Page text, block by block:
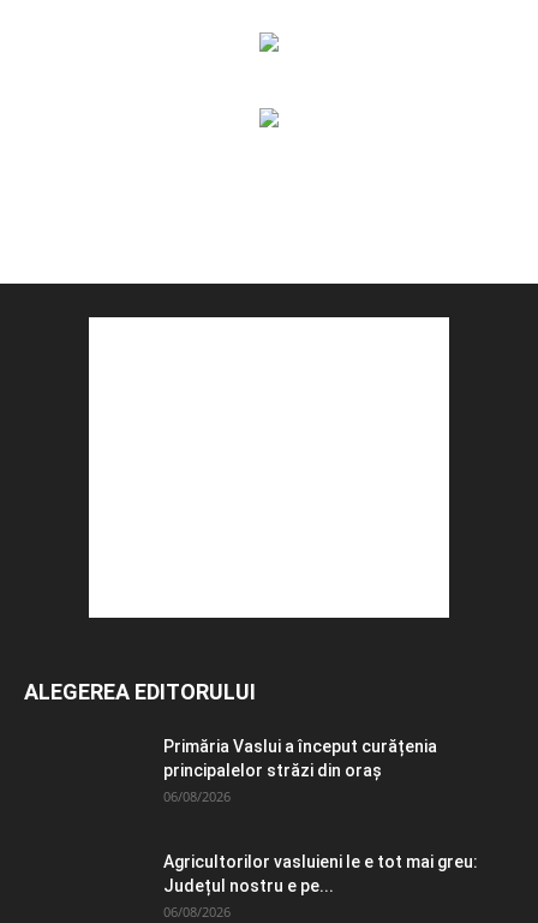
ALEGEREA EDITORULUI
Primăria Vaslui a început curățenia
principalelor străzi din oraș
06/08/2026
Agricultorilor vasluieni le e tot mai greu:
Județul nostru e pe...
06/08/2026